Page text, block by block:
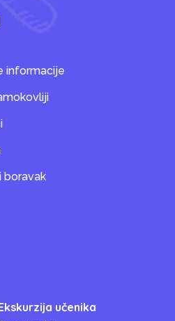
informacije
boravak
učenika